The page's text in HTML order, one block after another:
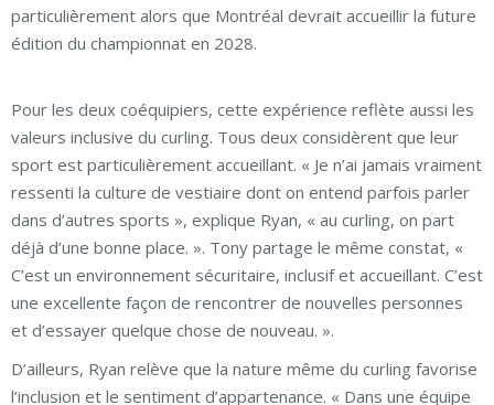
particulièrement alors que Montréal devrait accueillir la future
édition du championnat en 2028.
Pour les deux coéquipiers, cette expérience reflète aussi les
valeurs inclusive du curling. Tous deux considèrent que leur
sport est particulièrement accueillant. « Je n’ai jamais vraiment
ressenti la culture de vestiaire dont on entend parfois parler
dans d’autres sports », explique Ryan, « au curling, on part
déjà d’une bonne place. ». Tony partage le même constat, «
C’est un environnement sécuritaire, inclusif et accueillant. C’est
une excellente façon de rencontrer de nouvelles personnes
et d’essayer quelque chose de nouveau. ».
D’ailleurs, Ryan relève que la nature même du curling favorise
l’inclusion et le sentiment d’appartenance. « Dans une équipe